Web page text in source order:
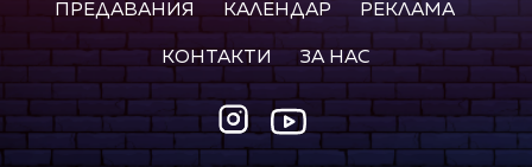
ПРЕДАВАНИЯ КАЛЕНДАР РЕКЛАМА
КОНТАКТИ ЗА НАС